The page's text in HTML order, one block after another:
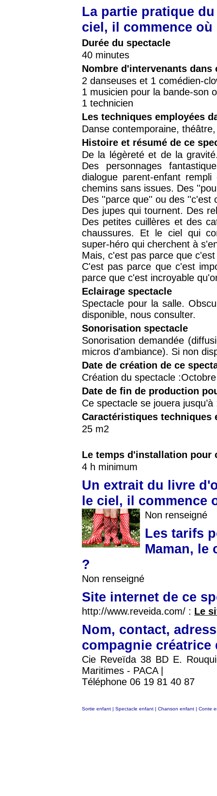
La partie pratique
ciel, il commence où
Durée du spectacle
40 minutes
Nombre d'intervenants dans
2 danseuses et 1 comédien-
1 musicien pour la bande-son
1 technicien
Les techniques employées
Danse contemporaine,
Histoire et résumé de ce
De la légèreté et de la
Des personnages
dialogue parent-enfant
chemins sans issues. Des
Des ''parce que'' ou des ''c'est
Des jupes qui tournent. Des
Des petites cuillères et des
chaussures. Et le ciel qui
super-héro qui cherchent à
Mais, c'est pas parce que
C'est pas parce que c'est
parce que c'est incroyable
Eclairage spectacle
Spectacle pour la salle.
disponible, nous consulter.
Sonorisation spectacle
Sonorisation demandée
micros d'ambiance). Si non
Date de création de ce
Création du spectacle
Date de fin de production
Ce spectacle se jouera
Caractéristiques techniques
25 m2
Le temps d'installation pour
4 h minimum
Un extrait du livre
le ciel, il commence
Non renseigné
Les tarifs
Maman, le
?
Non renseigné
Site internet de ce
http://www.reveida.com/ : Le
Nom, contact,
compagnie créatrice
Cie Reveïda 38 BD E.
Maritimes - PACA |
Téléphone 06 19 81 40 87
Sortie enfant | Spectacle enfant | Chanson enfant | Conte